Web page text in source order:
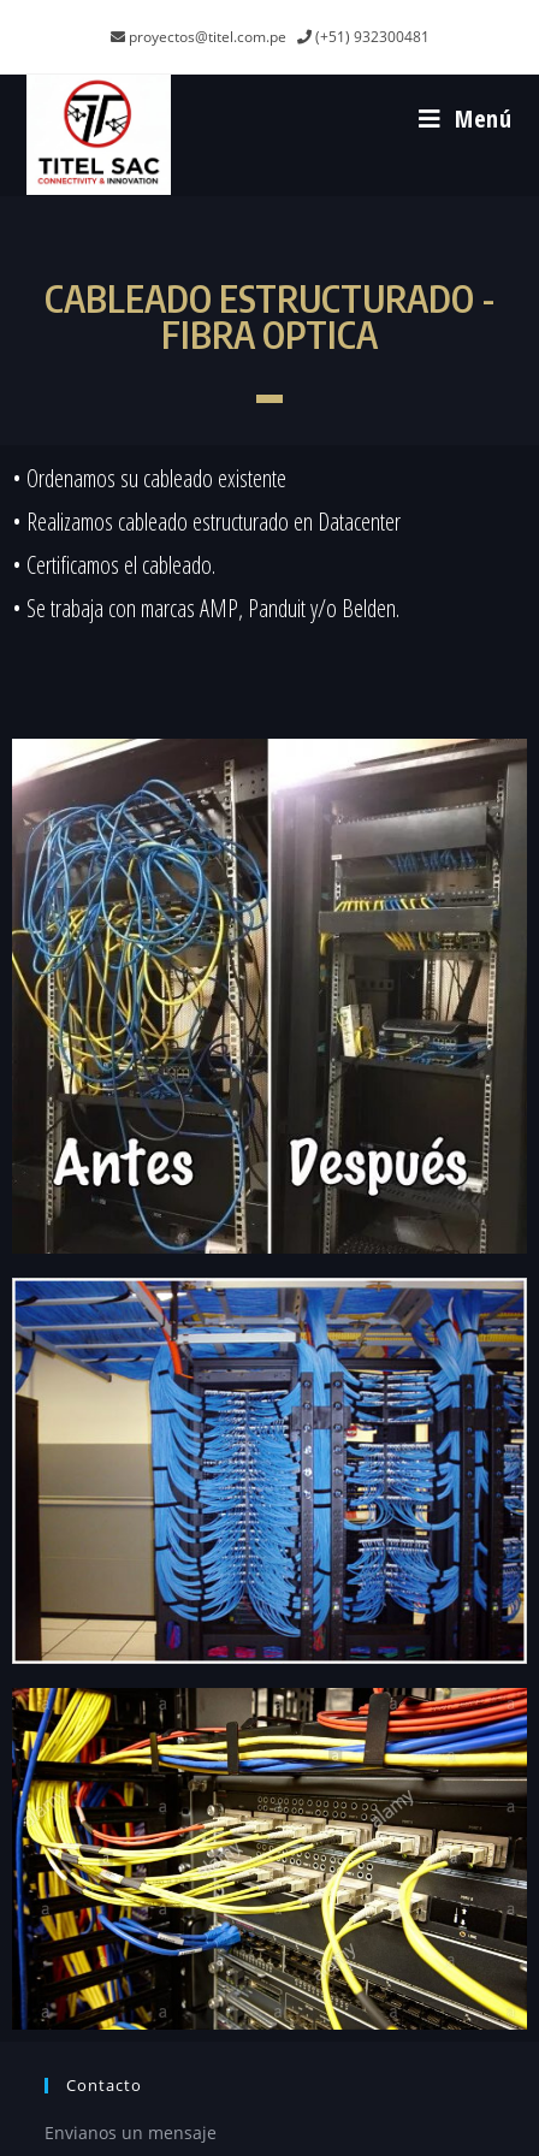
proyectos@titel.com.pe (+51) 932300481
Menú
CABLEADO ESTRUCTURADO -
FIBRA OPTICA
• Ordenamos su cableado existente
• Realizamos cableado estructurado en Datacenter
• Certificamos el cableado.
• Se trabaja con marcas AMP, Panduit y/o Belden.
Contacto
Envianos un mensaje